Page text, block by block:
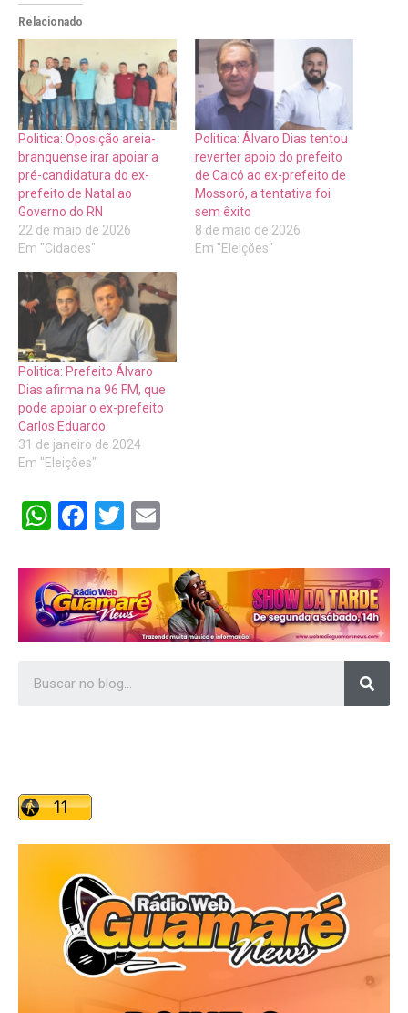
Relacionado
Politica: Oposição areia-
branquense irar apoiar a
pré-candidatura do ex-
prefeito de Natal ao
Governo do RN
22 de maio de 2026
Em "Cidades"
Politica: Álvaro Dias tentou
reverter apoio do prefeito
de Caicó ao ex-prefeito de
Mossoró, a tentativa foi
sem êxito
8 de maio de 2026
Em "Eleições"
Politica: Prefeito Álvaro
Dias afirma na 96 FM, que
pode apoiar o ex-prefeito
Carlos Eduardo
31 de janeiro de 2024
Em "Eleições"
WhatsApp
Facebook
Twitter